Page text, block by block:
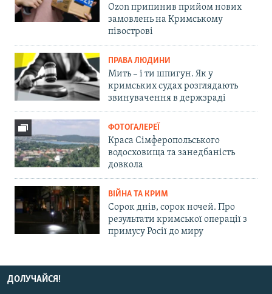
Ozon припинив прийом нових
замовлень на Кримському
півострові
ПРАВА ЛЮДИНИ
Мить – і ти шпигун. Як у
кримських судах розглядають
звинувачення в держзраді
ФОТОГАЛЕРЕЇ
Краса Сімферопольського
водосховища та занедбаність
довкола
ВІЙНА ТА КРИМ
Сорок днів, сорок ночей. Про
результати кримської операції з
примусу Росії до миру
ДОЛУЧАЙСЯ!